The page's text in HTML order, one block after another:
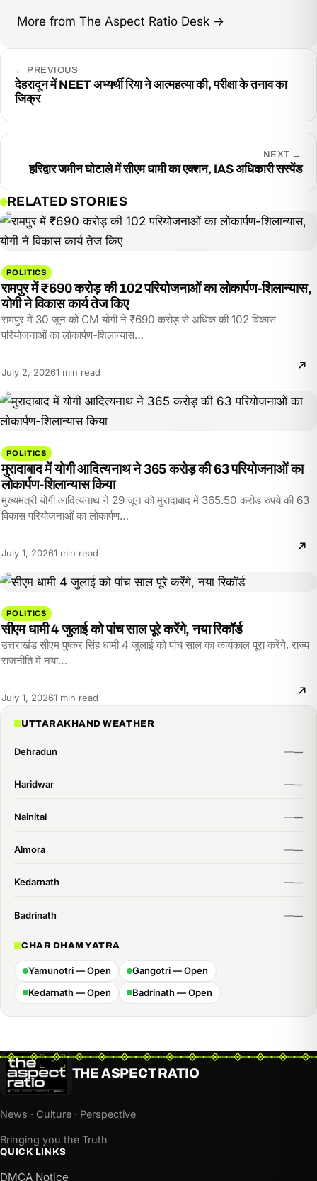
More from The Aspect Ratio Desk →
← PREVIOUS
देहरादून में NEET अभ्यर्थी रिया ने आत्महत्या की, परीक्षा के तनाव का
जिक्र
NEXT →
हरिद्वार जमीन घोटाले में सीएम धामी का एक्शन, IAS अधिकारी सस्पेंड
RELATED STORIES
POLITICS
रामपुर में ₹690 करोड़ की 102 परियोजनाओं का लोकार्पण-शिलान्यास,
योगी ने विकास कार्य तेज किए
रामपुर में 30 जून को CM योगी ने ₹690 करोड़ से अधिक की 102 विकास
परियोजनाओं का लोकार्पण-शिलान्यास…
July 2, 2026Reading
1 min read
POLITICS
मुरादाबाद में योगी आदित्यनाथ ने 365 करोड़ की 63 परियोजनाओं का
लोकार्पण-शिलान्यास किया
मुख्यमंत्री योगी आदित्यनाथ ने 29 जून को मुरादाबाद में 365.50 करोड़ रुपये की 63
विकास परियोजनाओं का लोकार्पण…
July 1, 2026Reading
1 min read
POLITICS
सीएम धामी 4 जुलाई को पांच साल पूरे करेंगे, नया रिकॉर्ड
उत्तराखंड सीएम पुष्कर सिंह धामी 4 जुलाई को पांच साल का कार्यकाल पूरा करेंगे, राज्य
राजनीति में नया…
July 1, 2026Reading
1 min read
UTTARAKHAND WEATHER
Dehradun
Haridwar
Nainital
Almora
Kedarnath
Badrinath
CHAR DHAM YATRA
Yamunotri — Open
Gangotri — Open
Kedarnath — Open
Badrinath — Open
THE ASPECT RATIO
News · Culture · Perspective
Bringing you the Truth
QUICK LINKS
DMCA Notice